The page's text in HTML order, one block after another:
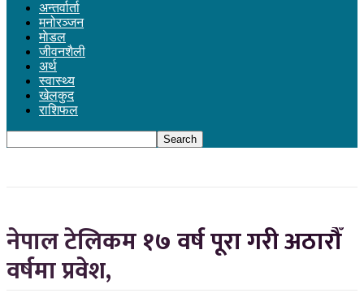
अन्तर्वार्ता
मनोरञ्जन
माेडल
जीवनशैली
अर्थ
स्वास्थ्य
खेलकुद
राशिफल
नेपाल टेलिकम १७ वर्ष पूरा गरी अठारौँ
वर्षमा प्रवेश,